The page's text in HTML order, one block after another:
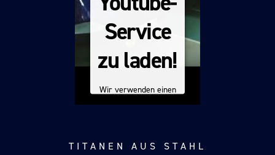
Service
zu laden!
Wir verwenden einen
Service kann Daten zu
TITANEN AUS STAHL